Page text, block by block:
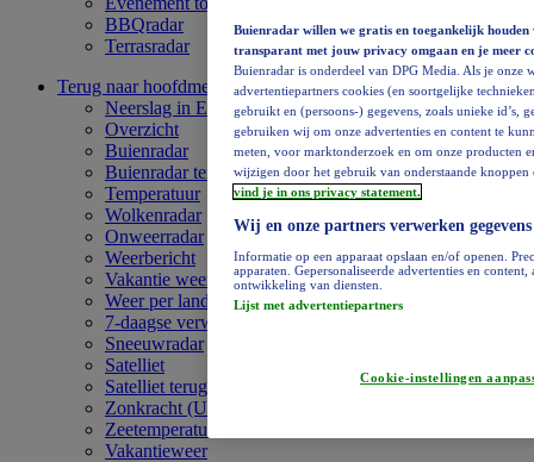
BBQradar
Terrasradar
Terug naar hoofdmenu
Europa
Neerslag in Europa
Overzicht
Buienradar
Buienradar terugkijken
Temperatuur
Wolkenradar
Onweerradar
Weerbericht
Vakantie weervideo
Weer per land
7-daagse verwachting
Sneeuwradar
Satelliet
Satelliet terugkijken
Zonkracht (UV)
Zeetemperatuur
Vakantieweer
Buienradar willen we gratis en toegankelijk
transparant met jouw privacy omgaan en je meer
Buienradar is onderdeel van DPG Media. Als je
advertentiepartners cookies (en soortgelijke
gebruikt en (persoons-) gegevens, zoals unieke id’s,
gebruiken wij om onze advertenties en content te
meten, voor marktonderzoek en om onze producten
wijzigen door het gebruik van onderstaande
vind je in ons privacy statement.
Wij en onze partners verwerken
Informatie op een apparaat opslaan en/of openen.
apparaten. Gepersonaliseerde advertenties en
ontwikkeling van diensten.
Lijst met advertentiepartners
Cookie-instellingen